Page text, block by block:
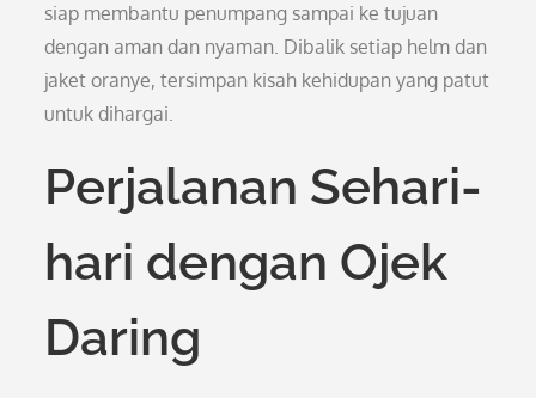
siap membantu penumpang sampai ke tujuan
dengan aman dan nyaman. Dibalik setiap helm dan
jaket oranye, tersimpan kisah kehidupan yang patut
untuk dihargai.
Perjalanan Sehari-
hari dengan Ojek
Daring